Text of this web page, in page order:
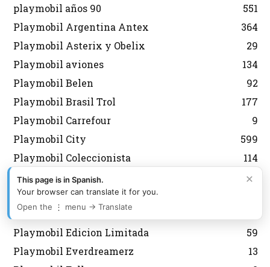
playmobil años 90
551
Playmobil Argentina Antex
364
Playmobil Asterix y Obelix
29
Playmobil aviones
134
Playmobil Belen
92
Playmobil Brasil Trol
177
Playmobil Carrefour
9
Playmobil City
599
Playmobil Coleccionista
114
Playmobil Color
28
Playmobil Country
Playmobil Dioses
Playmobil Edicion Limitada
59
Playmobil Everdreamerz
13
×
This page is in Spanish.
Your browser can translate it for you.
Open the ⋮ menu → Translate